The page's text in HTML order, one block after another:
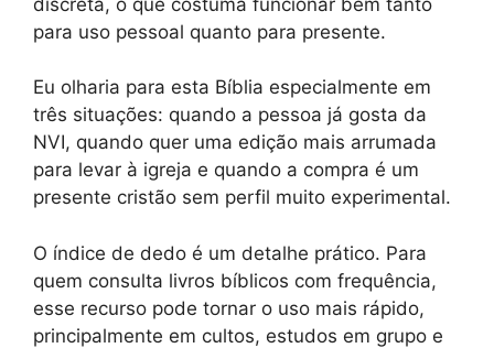
para uso pessoal quanto para presente.
Eu olharia para esta Bíblia especialmente em
três situações: quando a pessoa já gosta da
NVI, quando quer uma edição mais arrumada
para levar à igreja e quando a compra é um
presente cristão sem perfil muito experimental.
O índice de dedo é um detalhe prático. Para
quem consulta livros bíblicos com frequência,
esse recurso pode tornar o uso mais rápido,
principalmente em cultos, estudos em grupo e